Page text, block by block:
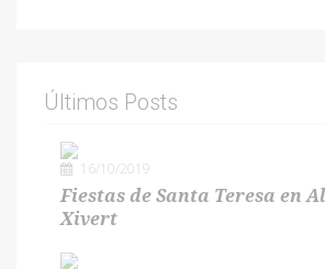
Últimos Posts
16/10/2019
Fiestas de Santa Teresa en
Xivert